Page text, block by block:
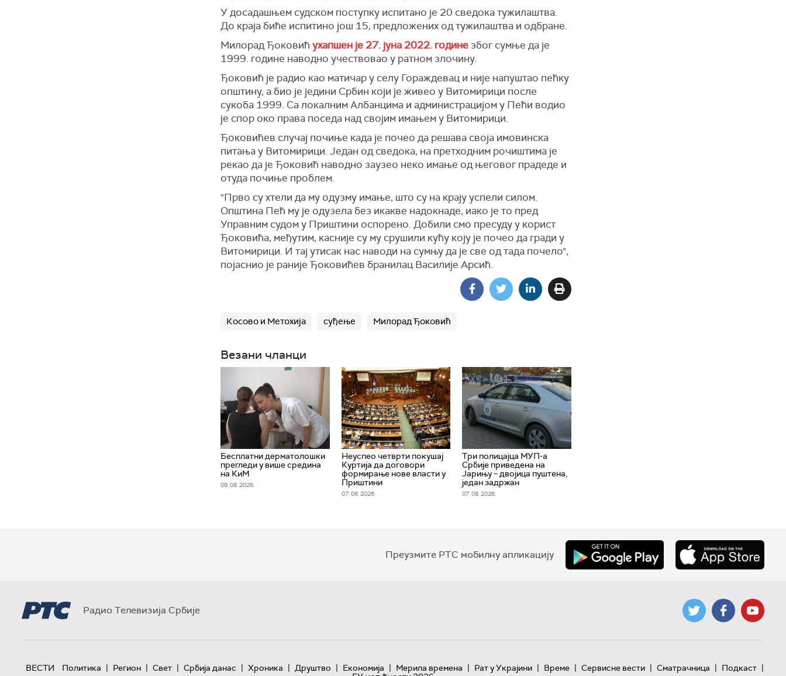
У досадашњем судском поступку испитано је 20 сведока тужилаштва.
До краја биће испитино још 15, предложених од тужилаштва и одбране.
Милорад Ђоковић ухапшен је 27. јуна 2022. године због сумње да је
1999. године наводно учествовао у ратном злочину.
Ђоковић је радио као матичар у селу Гораждевац и није напуштао пећку
општину, а био је једини Србин који је живео у Витомирици после
сукоба 1999. Са локалним Албанцима и администрацијом у Пећи водио
је спор око права поседа над својим имањем у Витомирици.
Ђоковићев случај почиње када је почео да решава своја имовинска
питања у Витомирици. Један од сведока, на претходним рочиштима је
рекао да је Ђоковић наводно заузео неко имање од његовог прадеде и
отуда почиње проблем.
"Прво су хтели да му одузму имање, што су на крају успели силом.
Општина Пећ му је одузела без икакве надокнаде, иако је то пред
Управним судом у Приштини оспорено. Добили смо пресуду у корист
Ђоковића, међутим, касније су му срушили кућу коју је почео да гради у
Витомирици. И тај утисак нас наводи на сумњу да је све од тада почело",
појаснио је раније Ђоковићев бранилац Василије Арсић.
Косово и Метохија суђење Милорад Ђоковић
Везани чланци
Бесплатни дерматолошки
прегледи у више средина
на КиМ
08. 08. 2026.
Неуспео четврти покушај
Куртија да договори
формирање нове власти у
Приштини
07. 08. 2026.
Три полицајца МУП-а
Србије приведена на
Јарињу – двојица пуштена,
један задржан
07. 08. 2026.
Преузмите РТС мобилну апликацију
Радио Телевизија Србије
ВЕСТИ Политика | Регион | Свет | Србија данас | Хроника | Друштво | Економија | Мерила времена | Рат у Украјини | Време | Сервисне вести | Сматрачница | Подкаст |